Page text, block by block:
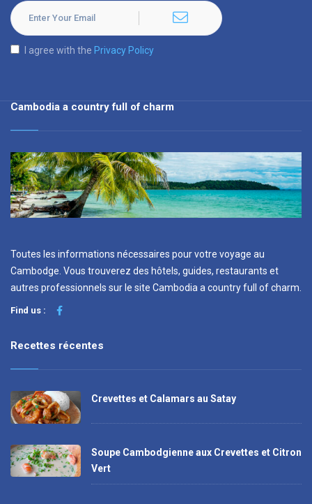
I agree with the Privacy Policy
Cambodia a country full of charm
Toutes les informations nécessaires pour votre voyage au
Cambodge. Vous trouverez des hôtels, guides, restaurants et
autres professionnels sur le site Cambodia a country full of charm.
Find us :
Recettes récentes
Crevettes et Calamars au Satay
Soupe Cambodgienne aux Crevettes et Citron
Vert